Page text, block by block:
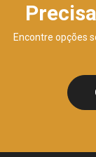
Encontre opções